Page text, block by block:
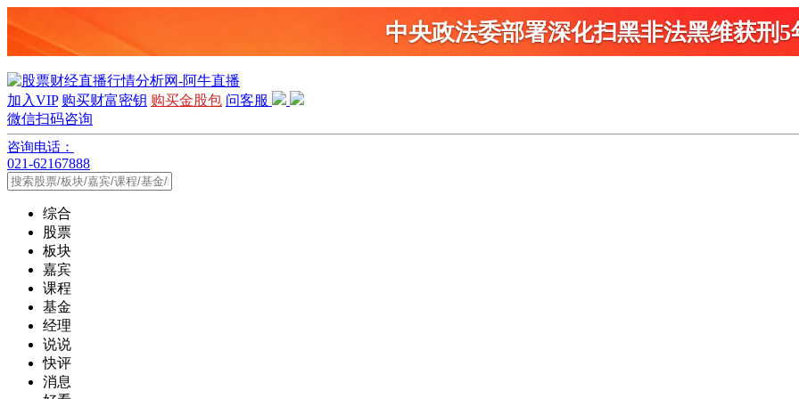
中央政法委部署深化扫黑非法黑维获刑5
加入VIP 购买财富密钥 购买金股包 问客服
微信扫码咨询
咨询电话：
021-62167888
综合
股票
板块
嘉宾
课程
基金
经理
说说
快评
消息